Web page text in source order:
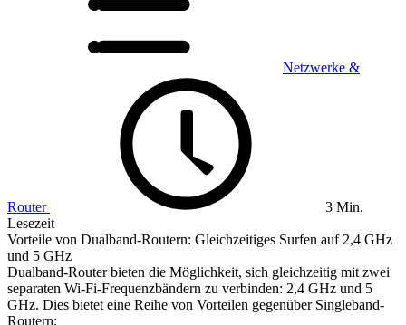
Netzwerke &
Router
3 Min.
Lesezeit
Vorteile von Dualband-Routern: Gleichzeitiges Surfen auf 2,4 GHz
und 5 GHz
Dualband-Router bieten die Möglichkeit, sich gleichzeitig mit zwei
separaten Wi-Fi-Frequenzbändern zu verbinden: 2,4 GHz und 5
GHz. Dies bietet eine Reihe von Vorteilen gegenüber Singleband-
Routern: